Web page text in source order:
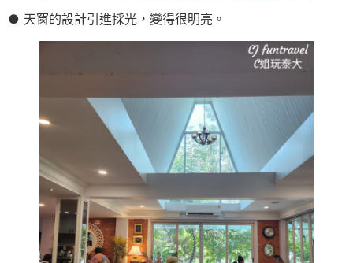
● 天窗的設計引進採光，變得很明亮。